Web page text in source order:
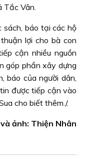
Tắc Vân.
sách, báo tại các hộ
lợi cho bà con
cận nhiều nguồn
góp phần xây dựng
báo của người dân,
được tiếp cận vào
cho biết thêm./.
ảnh: Thiện Nhân